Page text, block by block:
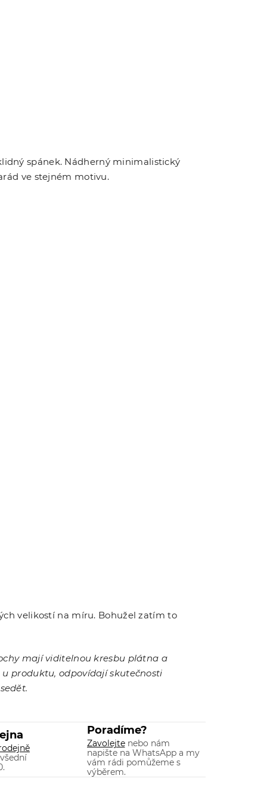
spánek. Nádherný minimalistický
ve stejném motivu.
velikostí na míru. Bohužel zatím to
mají viditelnou kresbu plátna a
produktu, odpovídají skutečnosti
Poradíme?
Zavolejtenebo nám
napište na WhatsApp a my
vám rádi pomůžeme s
výběrem.